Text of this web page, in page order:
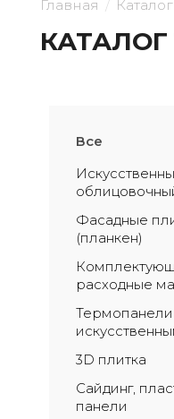
КАТАЛОГ
Все
Фасадные
(планкен)
расходные
Термопанели
3D плитка
Сайдинг,
панели